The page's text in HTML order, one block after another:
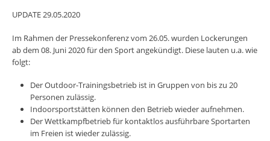
UPDATE 29.05.2020
Im Rahmen der Pressekonferenz vom 26.05. wurden Lockerungen
ab dem 08. Juni 2020 für den Sport angekündigt. Diese lauten u.a. wie
folgt:
Der Outdoor-Trainingsbetrieb ist in Gruppen von bis zu 20
Personen zulässig.
Indoorsportstätten können den Betrieb wieder aufnehmen.
Der Wettkampfbetrieb für kontaktlos ausführbare Sportarten
im Freien ist wieder zulässig.